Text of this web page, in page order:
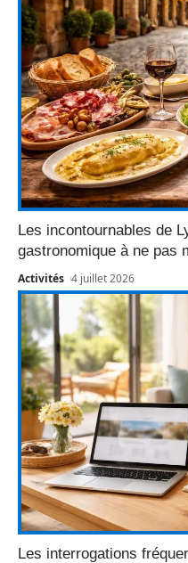
Les incontournables de
gastronomique à ne pas
Activités 4 juillet 2026
Les interrogations